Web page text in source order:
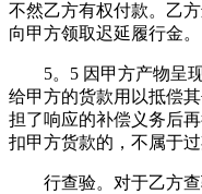
不然乙方有权付款。乙
向甲方领取迟延履行金。
5。5 因甲方产物呈现
给甲方的货款用以抵偿
担了响应的补偿义务后
扣甲方货款的，不属于
行查验。对于乙方查